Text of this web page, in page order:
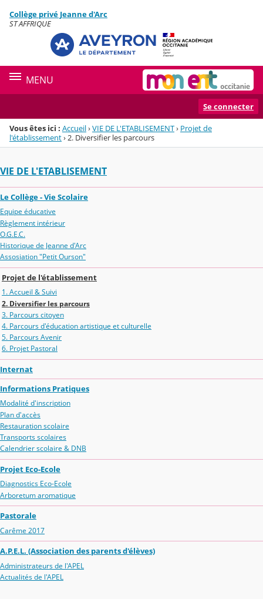
Menu de la rubrique
Contenu
Collège privé Jeanne d'Arc
ST AFFRIQUE
MENU
Se connecter
Vous êtes ici : Accueil›VIE DE L'ETABLISEMENT› Projet de
l'établissement› 2. Diversifier les parcours
VIE DE L'ETABLISEMENT
Le Collège - Vie Scolaire
Equipe éducative
Règlement intérieur
O.G.E.C.
Historique de Jeanne d'Arc
Assosiation "Petit Ourson"
Projet de l'établissement
1. Accueil & Suivi
2. Diversifier les parcours
3. Parcours citoyen
4. Parcours d'éducation artistique et culturelle
5. Parcours Avenir
6. Projet Pastoral
Internat
Informations Pratiques
Modalité d'inscription
Plan d'accès
Restauration scolaire
Transports scolaires
Calendrier scolaire & DNB
Projet Eco-Ecole
Diagnostics Eco-Ecole
Arboretum aromatique
Pastorale
Carême 2017
A.P.E.L. (Association des parents d'élèves)
Administrateurs de l'APEL
Actualités de l'APEL